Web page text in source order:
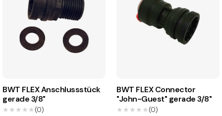
BWT FLEX Anschlussstück
gerade 3/8"
★★★★★
★★★★★(0)
BWT FLEX Connector
"John-Guest" gerade 3/8"
★★★★★
★★★★★(0)